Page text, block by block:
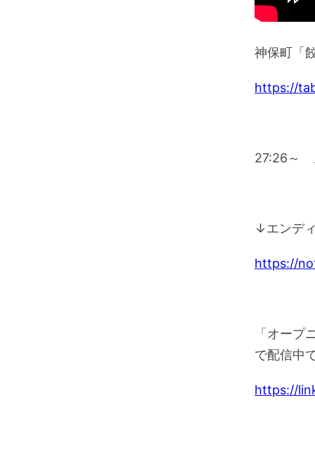
神保町「
https://
27:26～
↓エンデ
https://
「オー
で配信中
https://